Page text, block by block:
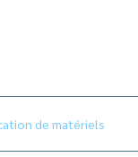
de matériels